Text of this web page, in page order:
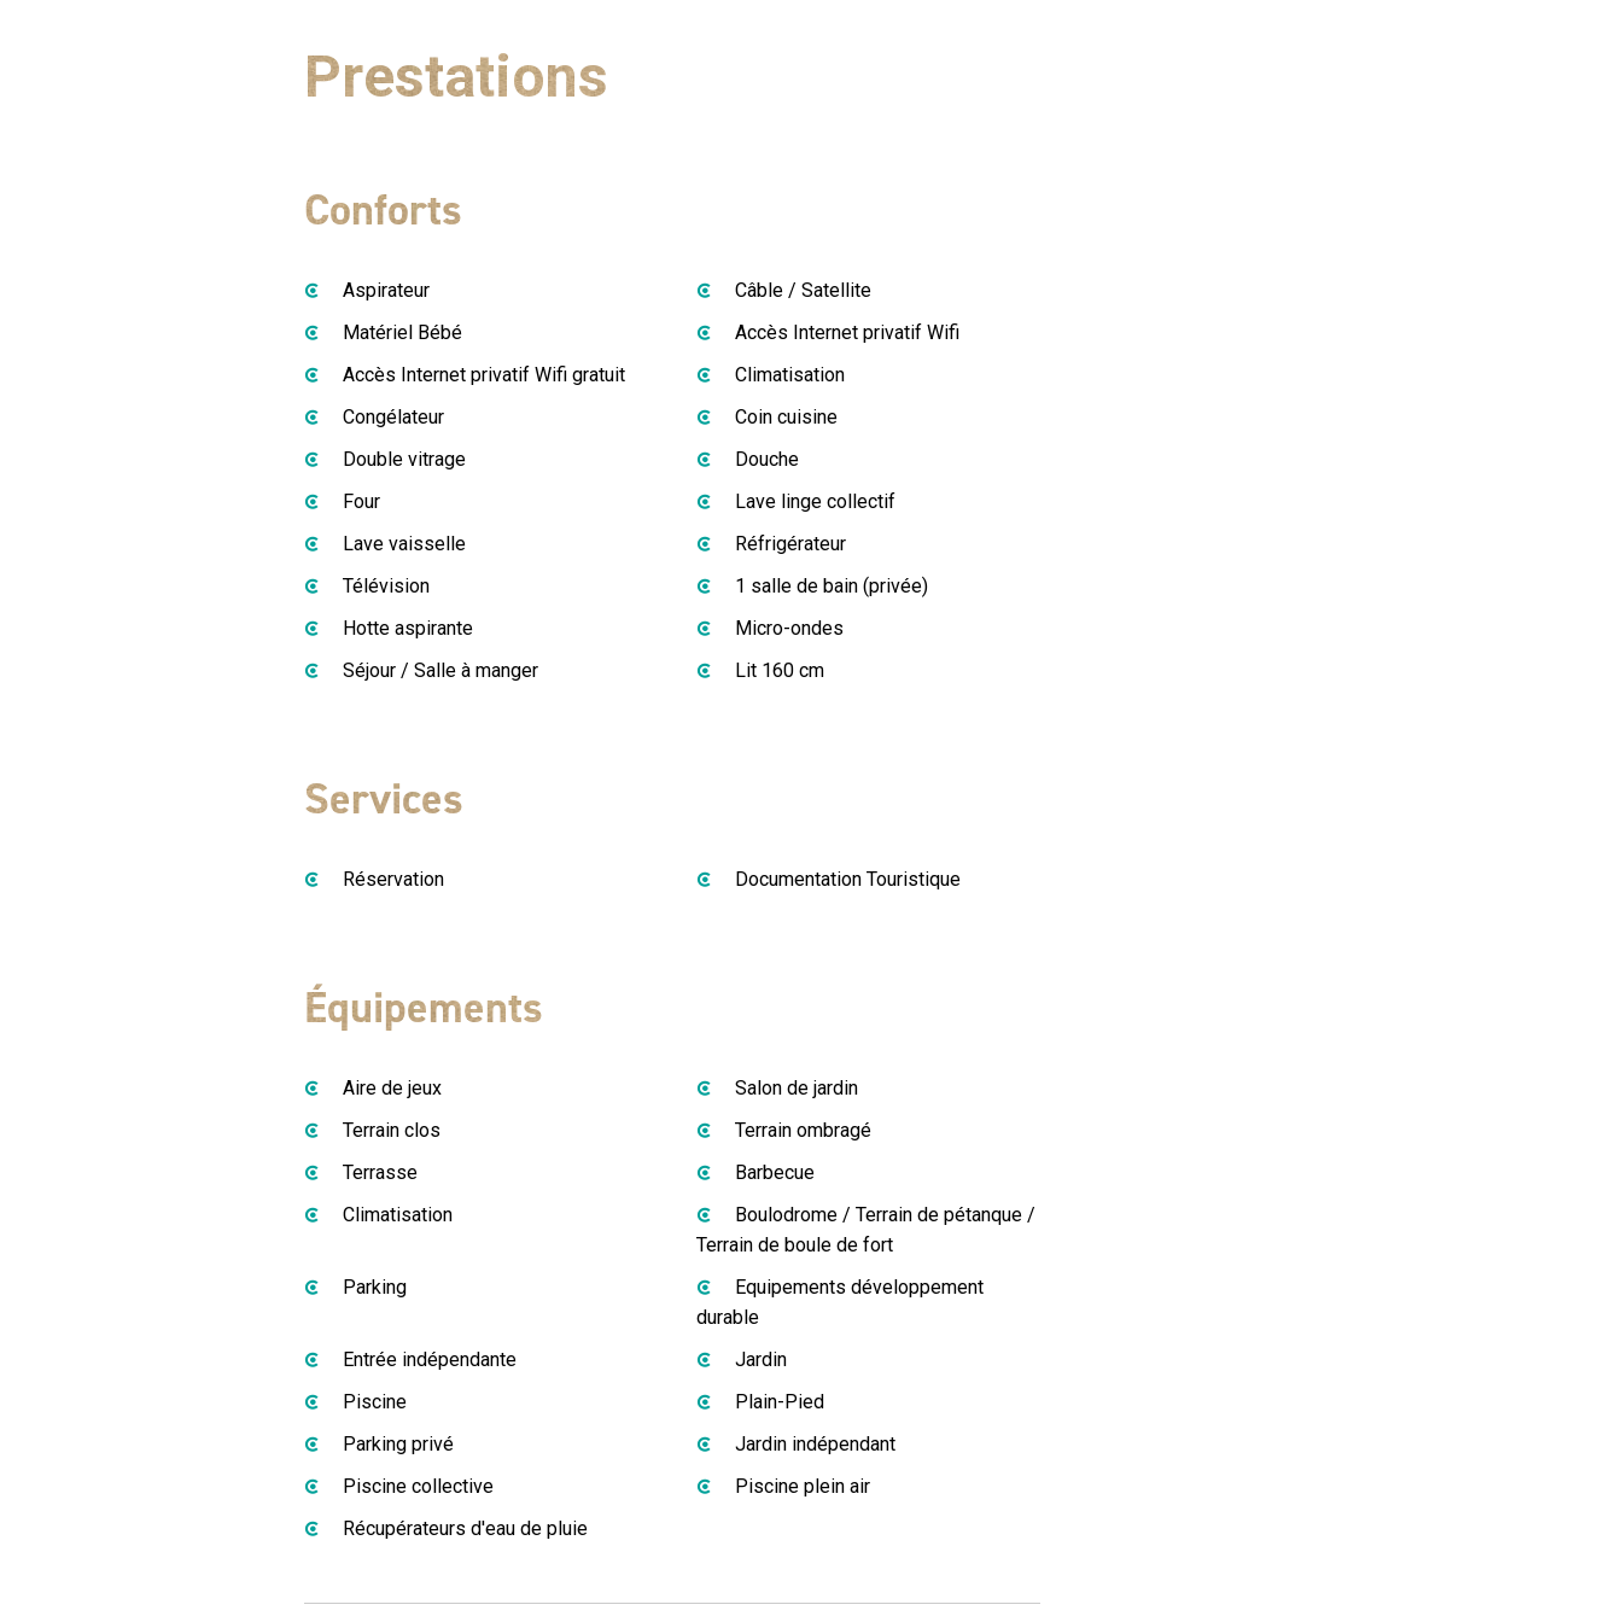
Prestations
Conforts
Aspirateur
Câble / Satellite
Matériel Bébé
Accès Internet privatif Wifi
Accès Internet privatif Wifi gratuit
Climatisation
Congélateur
Coin cuisine
Double vitrage
Douche
Four
Lave linge collectif
Lave vaisselle
Réfrigérateur
Télévision
1 salle de bain (privée)
Hotte aspirante
Micro-ondes
Séjour / Salle à manger
Lit 160 cm
Services
Réservation Documentation Touristique
Équipements
Aire de jeux
Salon de jardin
Terrain clos
Terrain ombragé
Terrasse
Barbecue
Climatisation
Boulodrome / Terrain de pétanque /
Terrain de boule de fort
Parking
Equipements développement
durable
Entrée indépendante
Jardin
Piscine
Plain-Pied
Parking privé
Jardin indépendant
Piscine collective
Piscine plein air
Récupérateurs d'eau de pluie